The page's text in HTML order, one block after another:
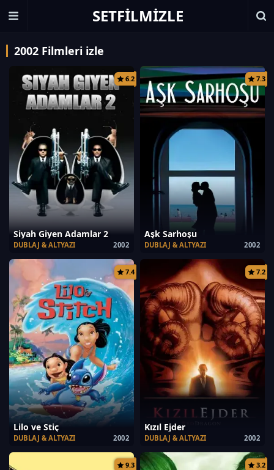
SETFILMIZLE
2002 Filmleri izle
6.2
Siyah Giyen Adamlar 2
2002
DUBLAJ & ALTYAZI
7.3
Aşk Sarhoşu
2002
DUBLAJ & ALTYAZI
7.4
Lilo ve Stiç
2002
DUBLAJ & ALTYAZI
7.2
Kızıl Ejder
2002
DUBLAJ & ALTYAZI
9.3 3.2